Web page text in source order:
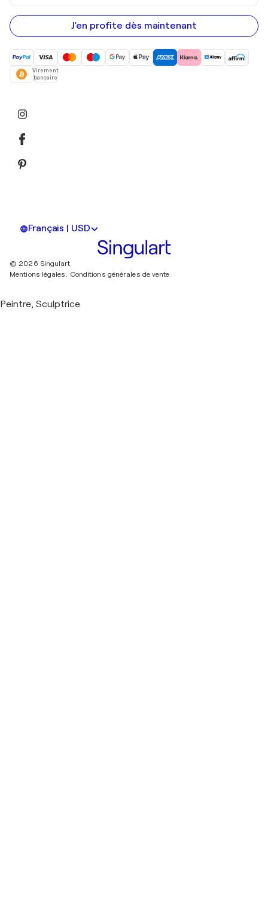
adresse
e-
mail
J'en profite dès maintenant
Virement
bancaire
Français | USD
© 2026 Singulart
Mentions légales. Conditions générales de vente
Peintre, Sculptrice